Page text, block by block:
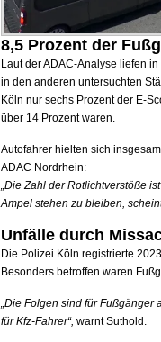
8,5 Prozent der
Laut der ADAC-Analyse liefen
in den anderen untersuchten
Köln nur sechs Prozent der E-
über 14 Prozent waren.
Autofahrer hielten sich
ADAC Nordrhein:
„Die Zahl der Rotlichtverstöße
Ampel stehen zu bleiben,
Unfälle durch
Die Polizei Köln registrierte
Besonders betroffen waren
„Die Folgen sind für
für Kfz-Fahrer“, warnt Suthold.